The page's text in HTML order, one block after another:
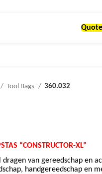
Tool Bags 360.032
“CONSTRUCTOR-XL”
van gereedschap en
handgereedschap en